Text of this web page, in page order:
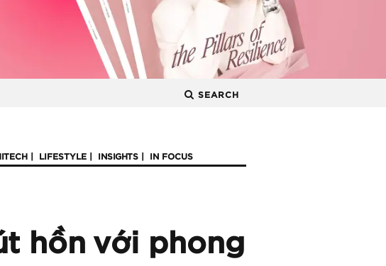
SEARCH
LIFESTYLE INSIGHTS IN FOCUS
hồn với phong